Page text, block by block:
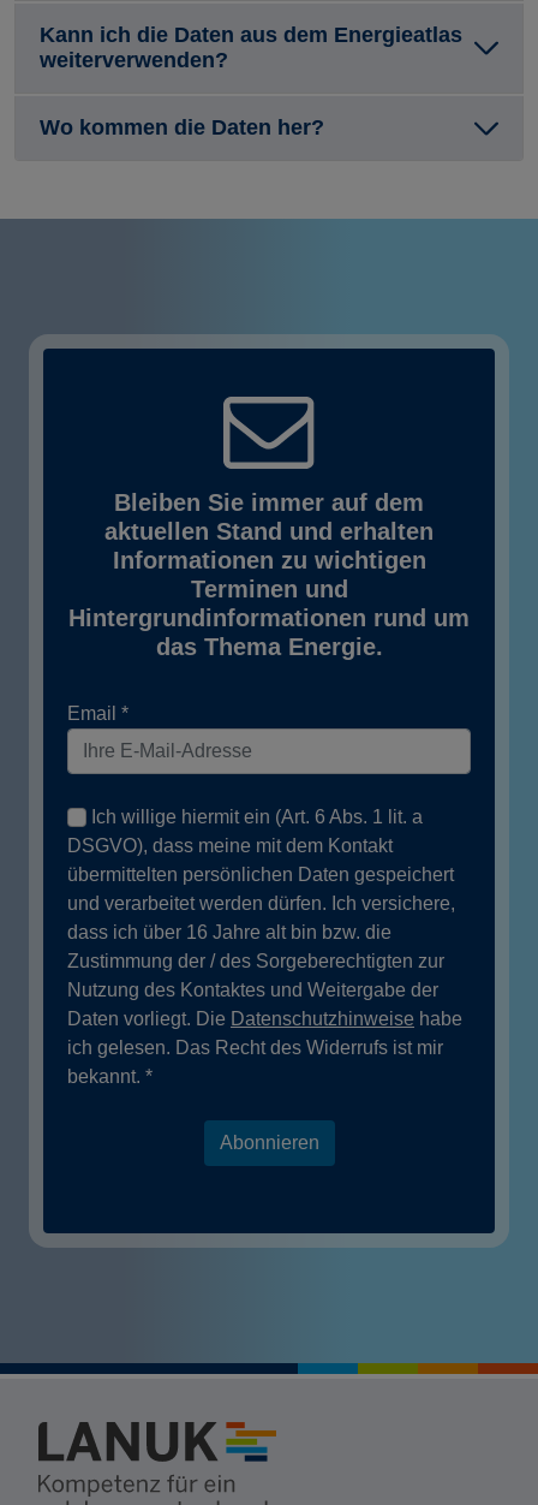
Kann ich die Daten aus dem Energieatlas
weiterverwenden?
Wo kommen die Daten her?
Bleiben Sie immer auf dem
aktuellen Stand und erhalten
Informationen zu wichtigen
Terminen und
Hintergrundinformationen rund um
das Thema Energie.
Email
Ich willige hiermit ein (Art. 6 Abs. 1 lit. a
DSGVO), dass meine mit dem Kontakt
übermittelten persönlichen Daten gespeichert
und verarbeitet werden dürfen. Ich versichere,
dass ich über 16 Jahre alt bin bzw. die
Zustimmung der / des Sorgeberechtigten zur
Nutzung des Kontaktes und Weitergabe der
Daten vorliegt. Die Datenschutzhinweise habe
ich gelesen. Das Recht des Widerrufs ist mir
bekannt.